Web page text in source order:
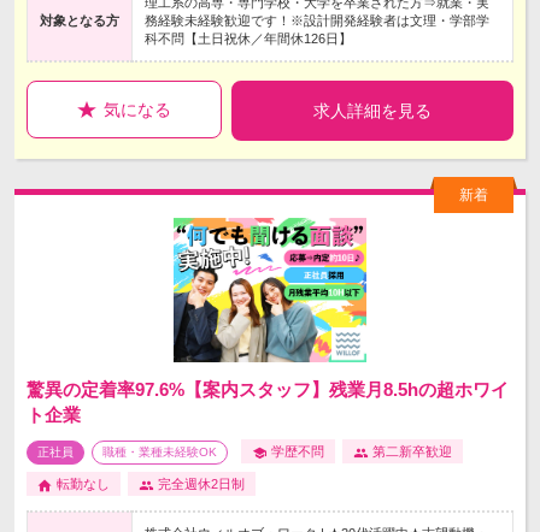
対象となる方
務経験未経験歓迎です！※設計開発経験者は文理・学部学
科不問【土日祝休／年間休126日】
気になる 求人詳細を見る
驚異の定着率97.6%【案内スタッフ】残業月8.5hの超ホワイ
ト企業
正社員 職種・業種未経験OK 学歴不問 第二新卒歓迎
転勤なし 完全週休2日制